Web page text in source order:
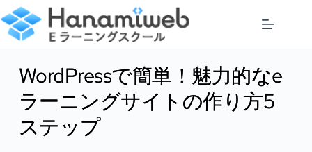
ン
テ
WordPressで簡単！魅力的なe
ラーニングサイトの作り方5
ステップ